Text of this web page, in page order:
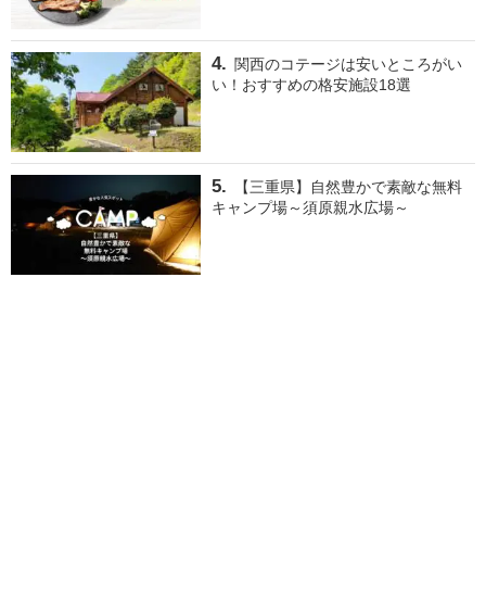
関西のコテージは安いところがい
い！おすすめの格安施設18選
【三重県】自然豊かで素敵な無料
キャンプ場～須原親水広場～